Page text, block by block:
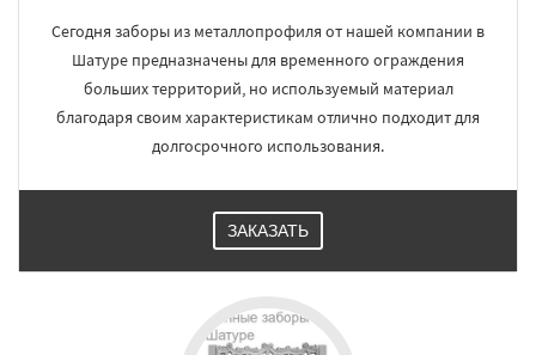
Сегодня заборы из металлопрофиля от нашей компании в
Шатуре предназначены для временного ограждения
больших территорий, но используемый материал
благодаря своим характеристикам отлично подходит для
долгосрочного использования.
ЗАКАЗАТЬ